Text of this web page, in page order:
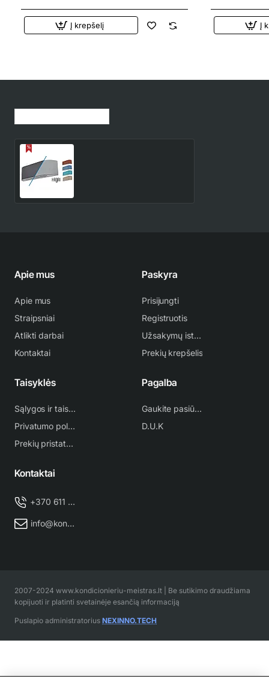
Į krepšelį Į
Apie mus
Apie mus
Straipsniai
Atlikti darbai
Kontaktai
Paskyra
Prisijungti
Registruotis
Užsakymų istorija
Prekių krepšelis
Taisyklės
Sąlygos ir taisyklės
Privatumo politika
Prekių pristatymas
Pagalba
Gaukite pasiūlymą
D.U.K
Kontaktai
+370 611 38 500
info@kondicionieriu-meistras.lt
2007-2024 www.kondicionieriu-meistras.lt | Be sutikimo draudžiama
kopijuoti ir platinti svetainėje esančią informaciją
Puslapio administratorius NEXINNO.TECH